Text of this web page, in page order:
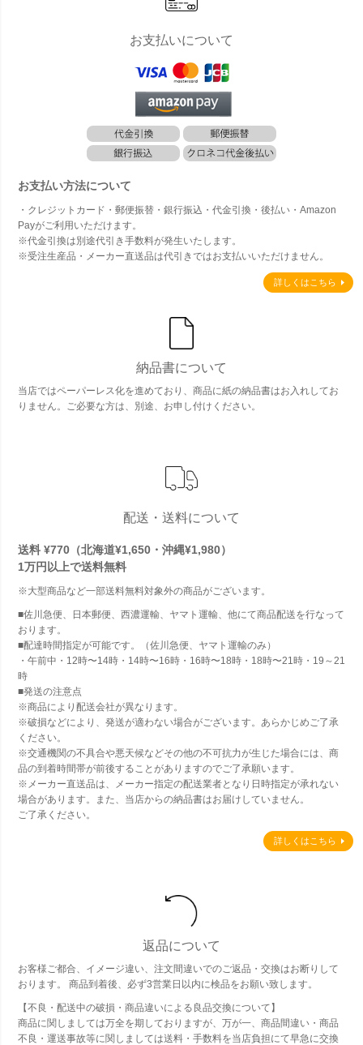
お支払いについて
お支払い方法について
・クレジットカード・郵便振替・銀行振込・代金引換・後払い・Amazon
Payがご利用いただけます。
※代金引換は別途代引き手数料が発生いたします。
※受注生産品・メーカー直送品は代引きではお支払いいただけません。
詳しくはこちら
納品書について
当店ではペーパーレス化を進めており、商品に紙の納品書はお入れしてお
りません。ご必要な方は、別途、お申し付けください。
配送・送料について
送料 ¥770（北海道¥1,650・沖縄¥1,980）
1万円以上で送料無料
※大型商品など一部送料無料対象外の商品がございます。
■佐川急便、日本郵便、西濃運輸、ヤマト運輸、他にて商品配送を行なって
おります。
■配達時間指定が可能です。（佐川急便、ヤマト運輸のみ）
・午前中・12時〜14時・14時〜16時・16時〜18時・18時〜21時・19～21
時
■発送の注意点
※商品により配送会社が異なります。
※破損などにより、発送が適わない場合がございます。あらかじめご了承
ください。
※交通機関の不具合や悪天候などその他の不可抗力が生じた場合には、商
品の到着時間帯が前後することがありますのでご了承願います。
※メーカー直送品は、メーカー指定の配送業者となり日時指定が承れない
場合があります。また、当店からの納品書はお届けしていません。
ご了承ください。
詳しくはこちら
返品について
お客様ご都合、イメージ違い、注文間違いでのご返品・交換はお断りして
おります。 商品到着後、必ず3営業日以内に検品をお願い致します。
【不良・配送中の破損・商品違いによる良品交換について】
商品に関しましては万全を期しておりますが、万が一、商品間違い・商品
不良・運送事故等に関しましては送料・手数料を当店負担にて早急に交換